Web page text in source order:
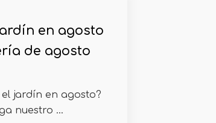
en agosto
de agosto
jardín en agosto?
nuestro ...